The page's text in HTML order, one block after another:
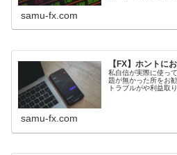
samu-fx.com
【FX】ホントに
私自信が実際に使っ
題が無かった所をお
トラブルがや利益取
samu-fx.com